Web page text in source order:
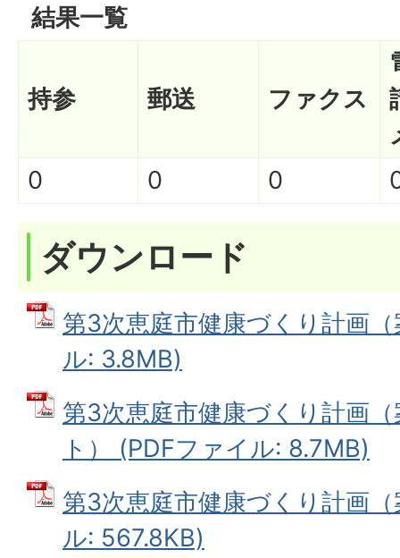
結果一覧
持参 郵送 ファクス
0
0 0
ダウンロード
第3次恵庭市健康づくり計画
ル: 3.8MB)
第3次恵庭市健康づくり計画
ト） (PDFファイル: 8.7MB)
第3次恵庭市健康づくり計画
ル: 567.8KB)